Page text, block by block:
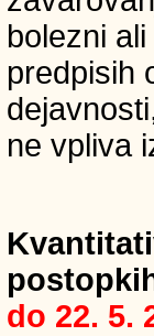
bolezni
predpisih
ne vpliva
do 22. 5.